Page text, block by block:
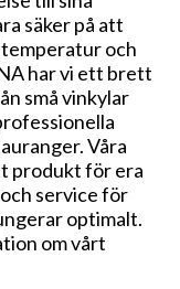
säker på att
och
har vi ett brett
små vinkylar
Våra
produkt för era
service för
optimalt.
om vårt